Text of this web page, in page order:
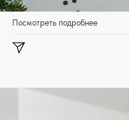
Посмотреть подробнее